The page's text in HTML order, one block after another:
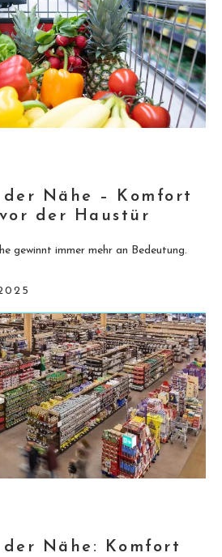
Nähe – Komfort
der Haustür
gewinnt immer mehr an Bedeutung.
Nähe: Komfort